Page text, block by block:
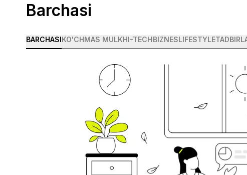
Barchasi
BARCHASIKO'CHMAS MULKHI-TECHBIZNESLIFESTYLE